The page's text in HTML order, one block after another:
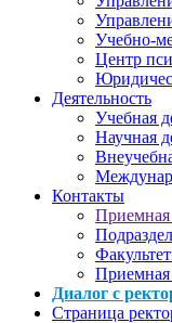
Учебно-
Центр
Деятельность
Учебная
Научная
Контакты
Приемная
Приемная
Диалог с
Страница